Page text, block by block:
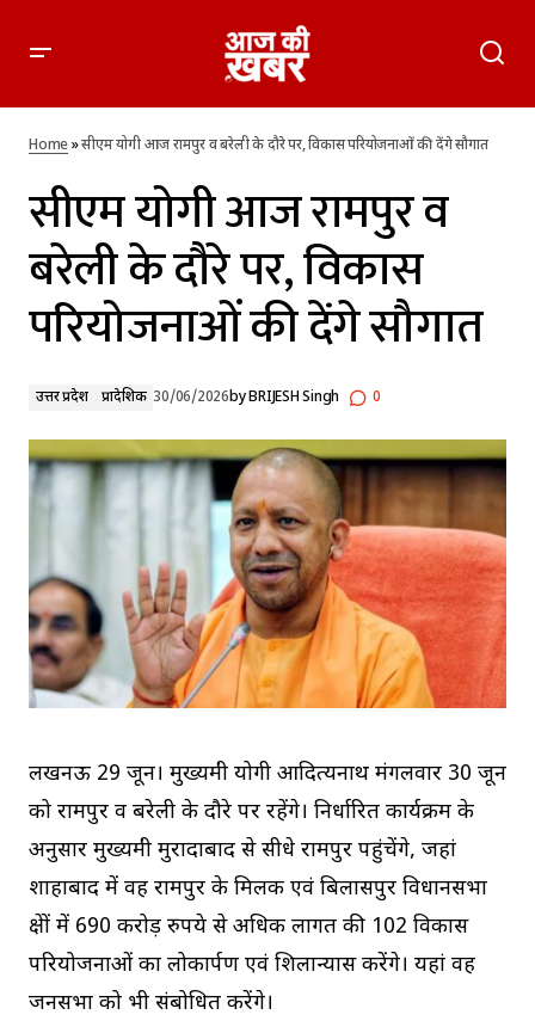
सौगात
Home»सीएम योगी आज रामपुर व बरेली के दौरे पर, विकास परियोजनाओं की देंगे सौगात
सीएम योगी आज रामपुर व
बरेली के दौरे पर, विकास
परियोजनाओं की देंगे सौगात
उत्तर प्रदेश प्रादेशिक 30/06/2026byBRIJESH Singh 0
लखनऊ 29 जून। मुख्यमंत्री योगी आदित्यनाथ मंगलवार 30 जून
को रामपुर व बरेली के दौरे पर रहेंगे। निर्धारित कार्यक्रम के
अनुसार मुख्यमंत्री मुरादाबाद से सीधे रामपुर पहुंचेंगे, जहां
शाहाबाद में वह रामपुर के मिलक एवं बिलासपुर विधानसभा
क्षेत्रों में 690 करोड़ रुपये से अधिक लागत की 102 विकास
परियोजनाओं का लोकार्पण एवं शिलान्यास करेंगे। यहां वह
जनसभा को भी संबोधित करेंगे।